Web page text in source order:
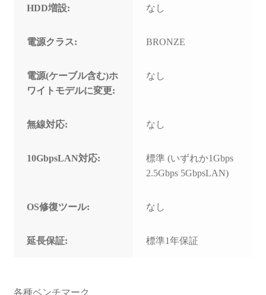
HDD増設: なし
電源クラス: BRONZE
電源(ケーブル含む)ホ
ワイトモデルに変更:
なし
無線対応: なし
10GbpsLAN対応:
標準 (いずれか1Gbps
2.5Gbps 5GbpsLAN)
OS修復ツール: なし
延長保証: 標準1年保証
各種ベンチマーク